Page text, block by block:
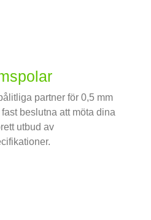
partner för 0,5 mm
beslutna att möta dina
utbud av